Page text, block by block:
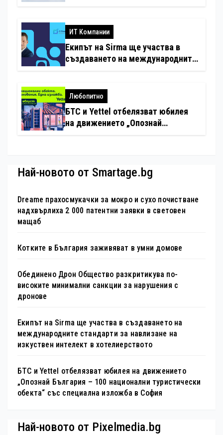
ИТ Компании
Екипът на Sirma ще участва в
създаването на международните
хотелиерството
Любопитно
БТС и Yettel отбелязват юбилея
на движението „Опознай
Най-новото от Smartage.bg
Dreame прахосмукачки за мокро и сухо почистване
надхвърлиха 2 000 патентни заявки в световен
мащаб
Котките в България заживяват в умни домове
Обединено Дрон Общество разкритикува по-
високите минимални санкции за нарушения с
дронове
Екипът на Sirma ще участва в създаването на
международните стандарти за навлизане на
изкуствен интелект в хотелиерството
БТС и Yettel отбелязват юбилея на движението
„Опознай България – 100 национални туристически
обекта“ със специална изложба в София
Най-новото от Pixelmedia.bg